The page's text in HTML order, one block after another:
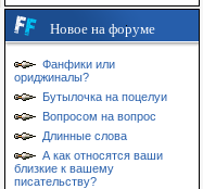
Новое на форуме
Фанфики или
ориджиналы?
Бутылочка на поцелуи
Вопросом на вопрос
Длинные слова
А как относятся ваши
близкие к вашему
писательству?